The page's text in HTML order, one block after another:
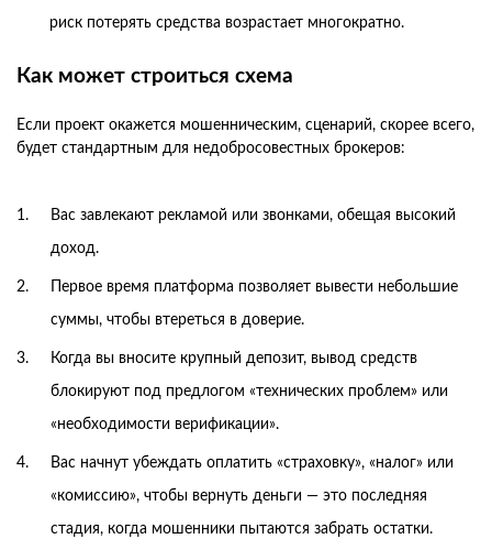
риск потерять средства возрастает многократно.
Как может строиться схема
Если проект окажется мошенническим, сценарий, скорее всего,
будет стандартным для недобросовестных брокеров:
Вас завлекают рекламой или звонками, обещая высокий
доход.
Первое время платформа позволяет вывести небольшие
суммы, чтобы втереться в доверие.
Когда вы вносите крупный депозит, вывод средств
блокируют под предлогом «технических проблем» или
«необходимости верификации».
Вас начнут убеждать оплатить «страховку», «налог» или
«комиссию», чтобы вернуть деньги — это последняя
стадия, когда мошенники пытаются забрать остатки.